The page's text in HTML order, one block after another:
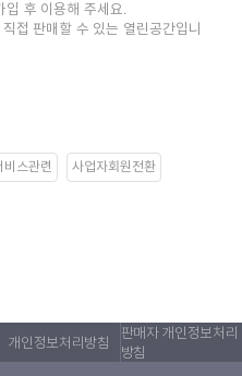
입 후 이용해 주세요.
접 판매할 수 있는 열린공간입니
비스관련 사업자회원전환
개인정보처리방침
판매자 개인정보처리
방침